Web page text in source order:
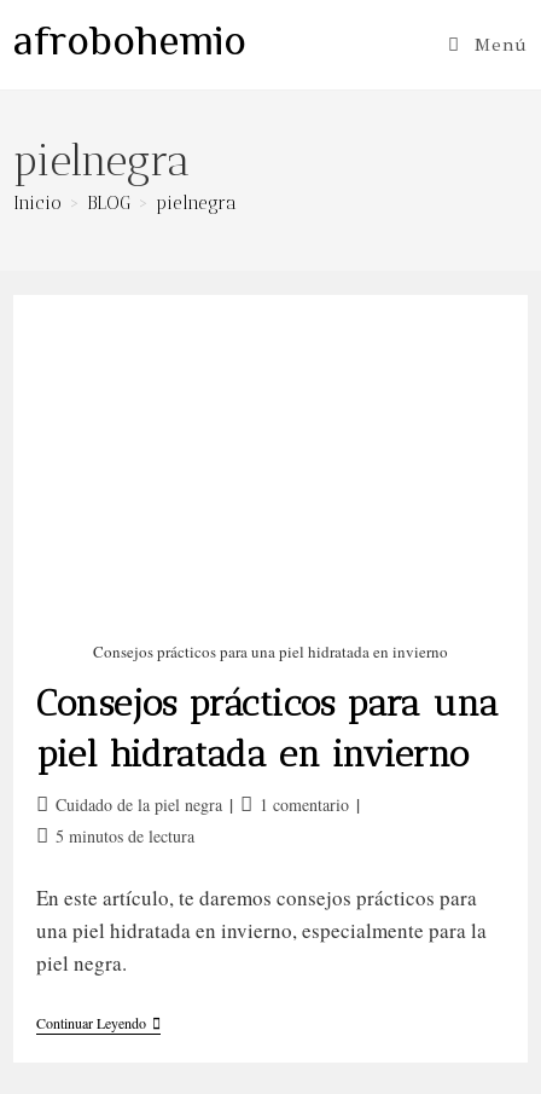
afrobohemio Menú
pielnegra
Inicio > BLOG > pielnegra
Consejos prácticos para una piel hidratada en invierno
Consejos prácticos para una
piel hidratada en invierno
Categoría
de
Cuidado de la piel negra
Comentarios
1 comentario
Tiempo
lectura:
5 minutos de lectura
En este artículo, te daremos consejos prácticos para
una piel hidratada en invierno, especialmente para la
piel negra.
Continuar LeyendoConsejos
Prácticos